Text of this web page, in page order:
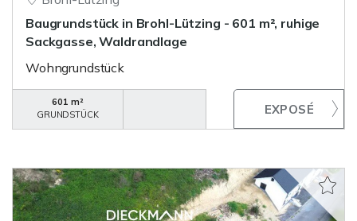
Baugrundstück in Brohl-Lützing - 601 m², ruhige
Sackgasse, Waldrandlage
Wohngrundstück
601 m²
GRUNDSTÜCK